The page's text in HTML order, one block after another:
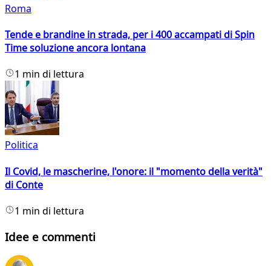
Roma
Tende e brandine in strada, per i 400 accampati di Spin
Time soluzione ancora lontana
1 min di lettura
Politica
Il Covid, le mascherine, l'onore: il "momento della verità"
di Conte
1 min di lettura
Idee e commenti